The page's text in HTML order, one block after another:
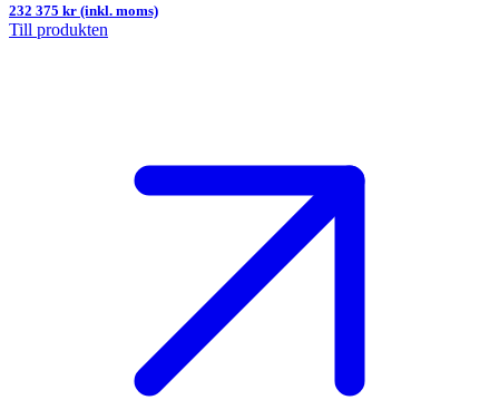
232 375 kr (inkl. moms)
Till produkten